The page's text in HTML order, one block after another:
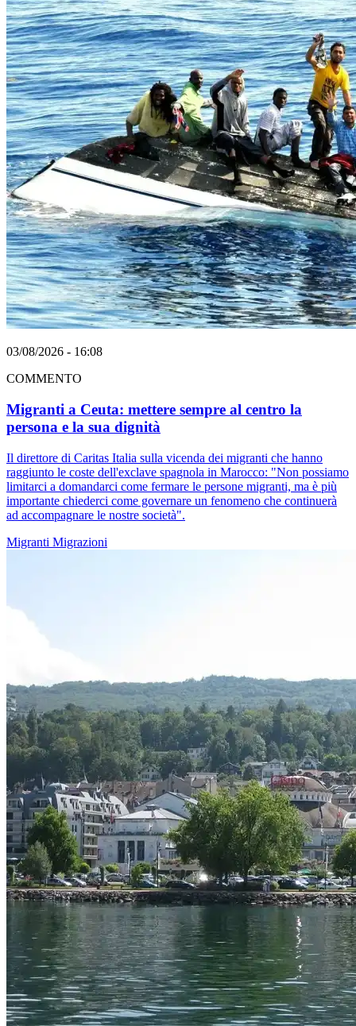
03/08/2026 - 16:08
COMMENTO
Migranti a Ceuta: mettere sempre al centro la
persona e la sua dignità
Il direttore di Caritas Italia sulla vicenda dei migranti che hanno
raggiunto le coste dell'exclave spagnola in Marocco: "Non possiamo
limitarci a domandarci come fermare le persone migranti, ma è più
importante chiederci come governare un fenomeno che continuerà
ad accompagnare le nostre società".
Migranti Migrazioni